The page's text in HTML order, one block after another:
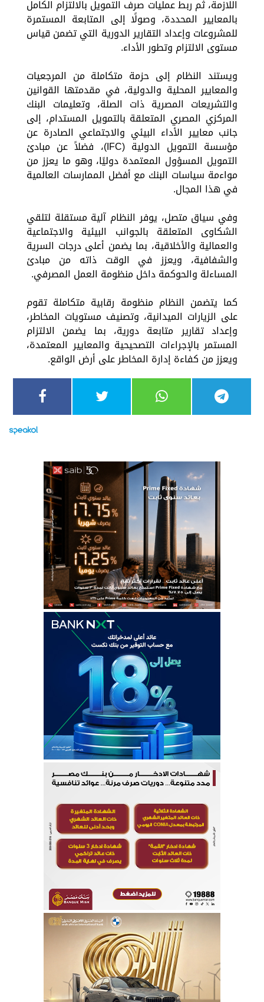
اللازمة، ثم ربط عمليات صرف التمويل بالالتزام الكامل
بالمعايير المحددة، وصولًا إلى المتابعة المستمرة
للمشروعات وإعداد التقارير الدورية التي تضمن قياس
مستوى الالتزام وتطور الأداء.
ويستند النظام إلى حزمة متكاملة من المرجعيات
والمعايير المحلية والدولية، في مقدمتها القوانين
والتشريعات المصرية ذات الصلة، وتعليمات البنك
المركزي المصري المتعلقة بالتمويل المستدام، إلى
جانب معايير الأداء البيئي والاجتماعي الصادرة عن
مؤسسة التمويل الدولية (IFC)، فضلاً عن مبادئ
التمويل المسؤول المعتمدة دوليًا، وهو ما يعزز من
مواءمة سياسات البنك مع أفضل الممارسات العالمية
في هذا المجال.
وفي سياق متصل، يوفر النظام آلية مستقلة لتلقي
الشكاوى المتعلقة بالجوانب البيئية والاجتماعية
والعمالية والأخلاقية، بما يضمن أعلى درجات السرية
والشفافية، ويعزز في الوقت ذاته من مبادئ
المساءلة والحوكمة داخل منظومة العمل المصرفي.
كما يتضمن النظام منظومة رقابية متكاملة تقوم
على الزيارات الميدانية، وتصنيف مستويات المخاطر،
وإعداد تقارير متابعة دورية، بما يضمن الالتزام
المستمر بالإجراءات التصحيحية والمعايير المعتمدة،
ويعزز من كفاءة إدارة المخاطر على أرض الواقع.